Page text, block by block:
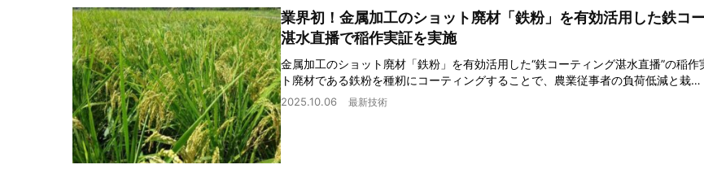
業界初！金属加工のショット廃材「鉄粉」を有効活用した鉄コ
湛水直播で稲作実証を実施
金属加工のショット廃材「鉄粉」を有効活用した“鉄コーティング湛水直播”の稲作
ト廃材である鉄粉を種籾にコーティングすることで、農業従事者の負荷低減と栽…
2025.10.06 最新技術